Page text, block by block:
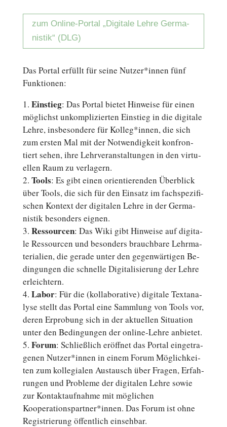
zum Online-Portal „Di­gi­ta­le Lehre Ger­ma­
nis­tik“ (DLG)
Das Portal erfüllt für seine Nutzer*innen fünf
Funktionen:
Ein­stieg: Das Portal bietet Hin­wei­se für einen
mög­lichst un­kom­pli­zier­ten Ein­stieg in die di­gi­ta­le
Lehre, ins­be­son­de­re für Kolleg*innen, die sich
zum ersten Mal mit der Not­wen­dig­keit kon­fron­
tiert sehen, ihre Lehr­ver­an­stal­tun­gen in den vir­tu­
el­len Raum zu verlagern.
Tools: Es gibt einen ori­en­tie­ren­den Über­blick
über Tools, die sich für den Einsatz im fach­spe­zi­fi­
schen Kontext der di­gi­ta­len Lehre in der Ger­ma­
nis­tik be­son­ders eignen.
Res­sour­cen: Das Wiki gibt Hin­wei­se auf di­gi­ta­
le Res­sour­cen und be­son­ders brauch­ba­re Lehr­ma­
te­ria­li­en, die gerade unter den ge­gen­wär­ti­gen Be­
din­gun­gen die schnel­le Di­gi­ta­li­sie­rung der Lehre
erleichtern.
Labor: Für die (kol­la­bo­ra­ti­ve) di­gi­ta­le Text­ana­
ly­se stellt das Portal eine Samm­lung von Tools vor,
deren Er­pro­bung sich in der ak­tu­el­len Si­tua­ti­on
unter den Be­din­gun­gen der online-Lehre anbietet.
Forum: Schließ­lich er­öff­net das Portal ein­ge­tra­
ge­nen Nutzer*innen in einem Forum Mög­lich­kei­
ten zum kol­le­gia­len Aus­tausch über Fragen, Er­fah­
run­gen und Pro­ble­me der di­gi­ta­len Lehre sowie
zur Kon­takt­auf­nah­me mit mög­li­chen
Kooperationspartner*innen. Das Forum ist ohne
Re­gis­trie­rung öf­fent­lich einsehbar.